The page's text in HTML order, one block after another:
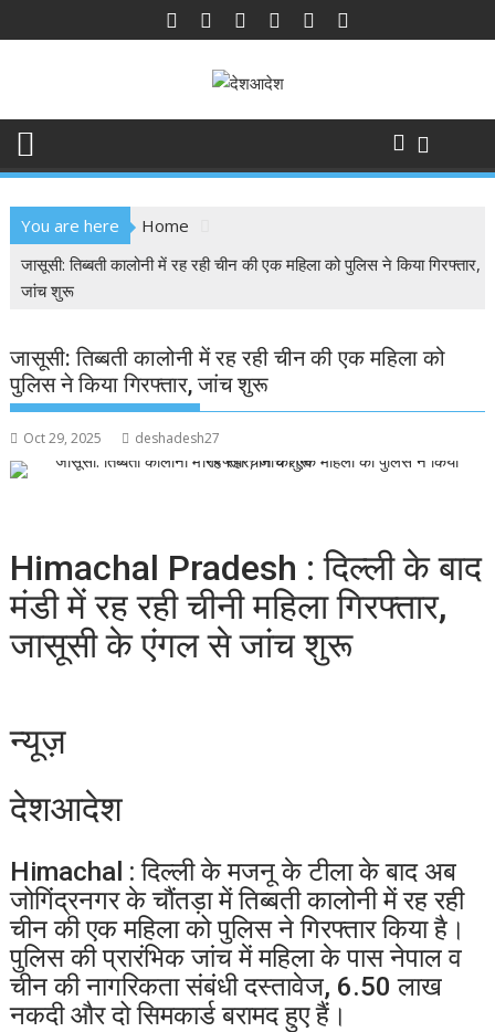
to
You are here
Home
जासूसी: तिब्बती कालोनी में रह रही चीन की एक महिला को पुलिस ने किया गिरफ्तार,
जांच शुरू
जासूसी: तिब्बती कालोनी में रह रही चीन की एक महिला को
पुलिस ने किया गिरफ्तार, जांच शुरू
Oct 29, 2025 deshadesh27
Himachal Pradesh : दिल्ली के बाद
मंडी में रह रही चीनी महिला गिरफ्तार,
जासूसी के एंगल से जांच शुरू
न्यूज़
देशआदेश
Himachal : दिल्ली के मजनू के टीला के बाद अब
जोगिंद्रनगर के चौंतड़ा में तिब्बती कालोनी में रह रही
चीन की एक महिला को पुलिस ने गिरफ्तार किया है।
पुलिस की प्रारंभिक जांच में महिला के पास नेपाल व
चीन की नागरिकता संबंधी दस्तावेज, 6.50 लाख
नकदी और दो सिमकार्ड बरामद हुए हैं।